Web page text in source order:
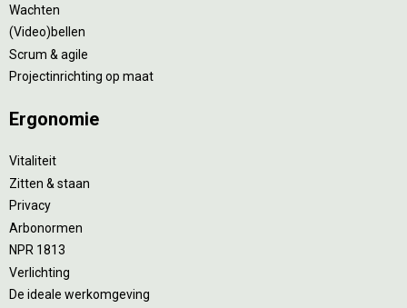
Wachten
(Video)bellen
Scrum & agile
Projectinrichting op maat
Ergonomie
Vitaliteit
Zitten & staan
Privacy
Arbonormen
NPR 1813
Verlichting
De ideale werkomgeving